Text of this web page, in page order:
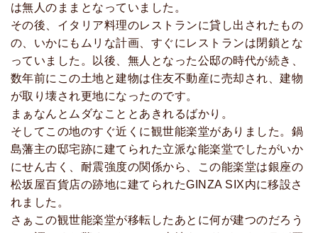
は無人のままとなっていました。
その後、イタリア料理のレストランに貸し出されたもの
の、いかにもムリな計画、すぐにレストランは閉鎖とな
っていました。以後、無人となった公邸の時代が続き、
数年前にこの土地と建物は住友不動産に売却され、建物
が取り壊され更地になったのです。
まぁなんとムダなこととあきれるばかり。
そしてこの地のすぐ近くに観世能楽堂がありました。鍋
島藩主の邸宅跡に建てられた立派な能楽堂でしたがいか
にせん古く、耐震強度の関係から、この能楽堂は銀座の
松坂屋百貨店の跡地に建てられたGINZA SIX内に移設さ
れました。
さぁこの観世能楽堂が移転したあとに何が建つのだろう